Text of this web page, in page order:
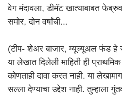
वेग मंदावला, डीमॅट खात्याबाबत
समोर, दोन वर्षांची...
(टीप- शेअर बाजार, म्यूच्यूअल फंड हे
या लेखात दिलेली माहिती ही
कोणताही दावा करत नाही. या
सल्ला देण्याचा उद्देश नाही. तुम्हाला